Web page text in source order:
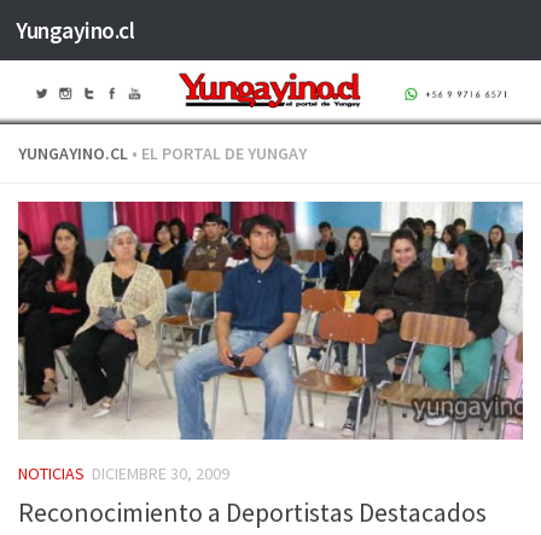
Saltar al contenido
Yungayino.cl
YUNGAYINO.CL • EL PORTAL DE YUNGAY
NOTICIAS DICIEMBRE 30, 2009
Reconocimiento a Deportistas Destacados